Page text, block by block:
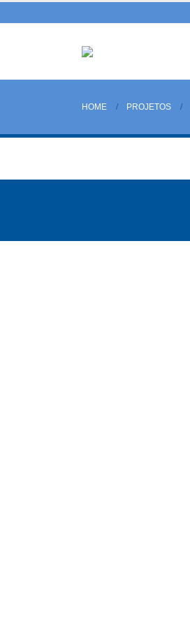
HOME PROJETOS